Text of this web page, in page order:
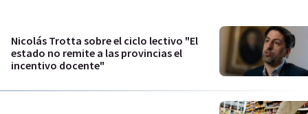
Nicolás Trotta sobre el ciclo lectivo "El
estado no remite a las provincias el
incentivo docente"